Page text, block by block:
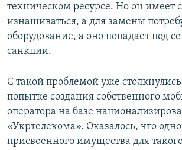
техническом ресурсе. Но он имеет
изнашиваться, а для замены
оборудование, а оно попадает под
санкции.
С такой проблемой уже
попытке создания собственного
оператора на базе
«Укртелекома». Оказалось, что
присвоенного имущества для